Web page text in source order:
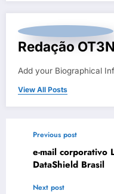
Redação OT3N
Add your Biographical
View All Posts
Previous post
e-mail corporativo
DataShield Brasil
Next post